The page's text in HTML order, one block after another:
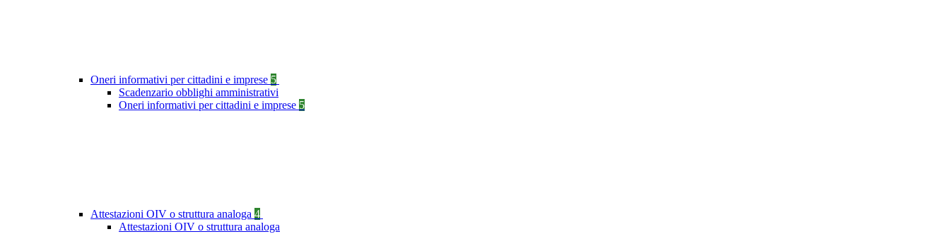
Oneri informativi per cittadini e imprese 5
Scadenzario obblighi amministrativi
Oneri informativi per cittadini e imprese 5
Attestazioni OIV o struttura analoga 4
Attestazioni OIV o struttura analoga